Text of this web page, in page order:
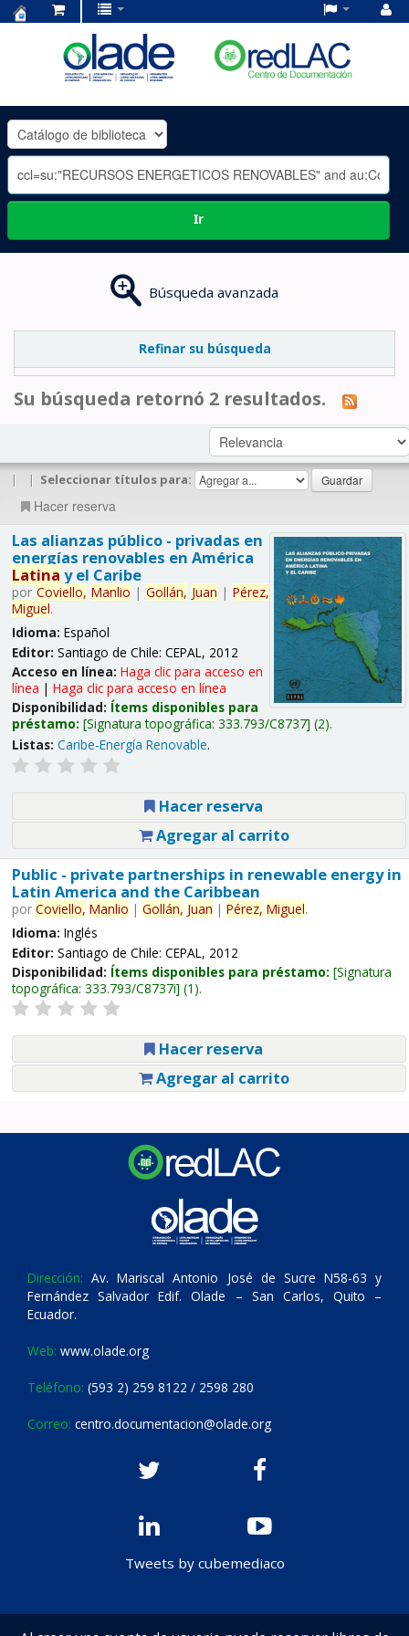
OLADE
-
Ir
Búsqueda avanzada
Refinar su búsqueda
Su búsqueda retornó 2 resultados.
| | Seleccionar títulos para:
Hacer reserva
Las alianzas público - privadas en
energías renovables en América
Latina y el Caribe
por Coviello, Manlio | Gollán, Juan | Pérez,
Miguel.
Idioma: Español
Editor: Santiago de Chile: CEPAL, 2012
Acceso en línea: Haga clic para acceso en
línea | Haga clic para acceso en línea
Disponibilidad: Ítems disponibles para
préstamo: Signatura topográfica: 333.793/C8737 (2).
Listas: Caribe-Energía Renovable.
Hacer reserva
Agregar al carrito
Public - private partnerships in renewable energy in
Latin America and the Caribbean
por Coviello, Manlio | Gollán, Juan | Pérez, Miguel.
Idioma: Inglés
Editor: Santiago de Chile: CEPAL, 2012
Disponibilidad: Ítems disponibles para préstamo: Signatura
topográfica: 333.793/C8737i (1).
Hacer reserva
Agregar al carrito
Dirección: Av. Mariscal Antonio José de Sucre N58-63 y
Fernández Salvador Edif. Olade – San Carlos, Quito –
Ecuador.
Web: www.olade.org
Teléfono: (593 2) 259 8122 / 2598 280
Correo: centro.documentacion@olade.org
Tweets by cubemediaco